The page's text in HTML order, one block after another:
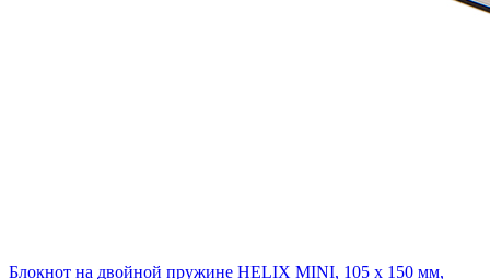
Блокнот на двойной пружине HELIX MINI, 105 х 150 мм,